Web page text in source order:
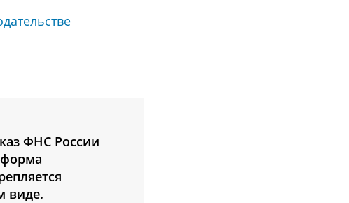
ФНС России
форма
виде.